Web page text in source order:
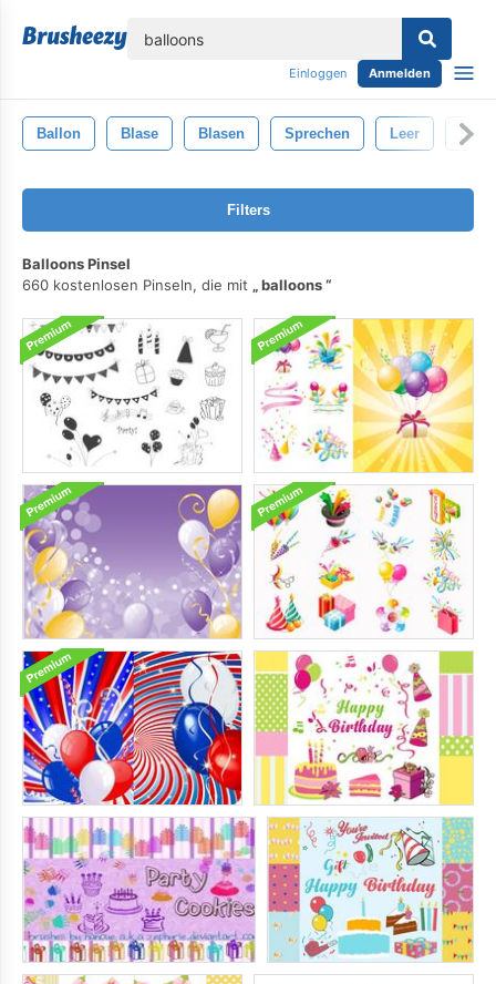
Einloggen Anmelden
Ballon Blase Blasen Sprechen Leer Rede
Filters
Balloons Pinsel
660 kostenlosen Pinseln, die mit
balloons